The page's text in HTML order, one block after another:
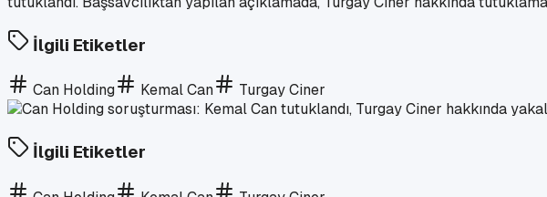
İlgili Etiketler
Can Holding Kemal Can Turgay Ciner
İlgili Etiketler